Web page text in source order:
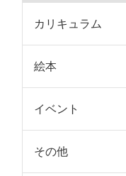
カリキュラム
絵本
イベント
その他